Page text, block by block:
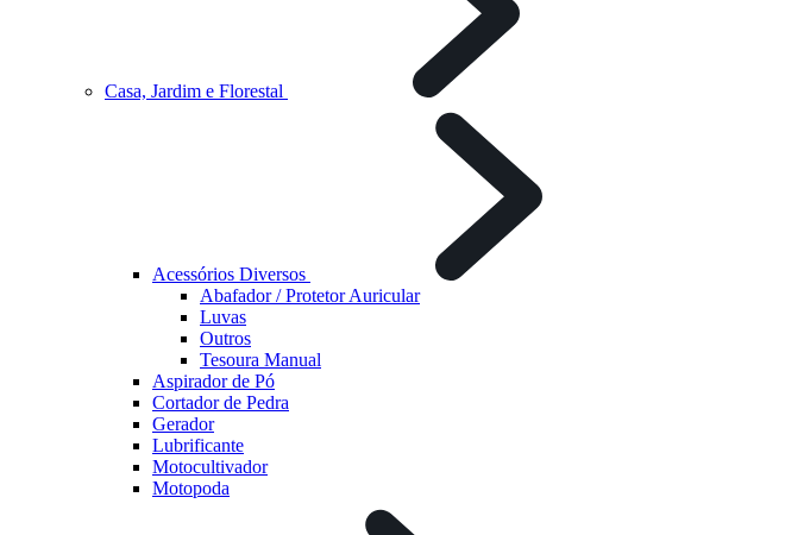
Casa, Jardim e Florestal
Acessórios Diversos
Abafador / Protetor Auricular
Luvas
Outros
Tesoura Manual
Aspirador de Pó
Cortador de Pedra
Gerador
Lubrificante
Motocultivador
Motopoda